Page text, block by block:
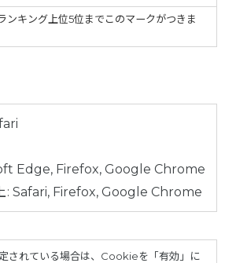
ンキング上位5位までこのマークがつきま
Edge, Firefox, Google Chrome
: Safari, Firefox, Google Chrome
されている場合は、Cookieを「有効」に